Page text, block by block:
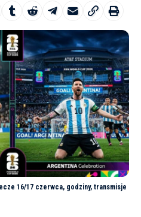
16/17 czerwca, godziny, transmisje